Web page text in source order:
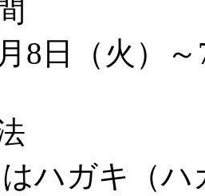
8日（火）
ハガキ（